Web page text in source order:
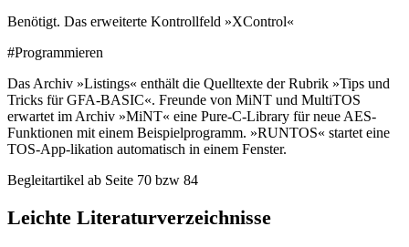
Benötigt. Das erweiterte Kontrollfeld »XControl«
#Programmieren
Das Archiv »Listings« enthält die Quelltexte der Rubrik »Tips und
Tricks für GFA-BASIC«. Freunde von MiNT und MultiTOS
erwartet im Archiv »MiNT« eine Pure-C-Library für neue AES-
Funktionen mit einem Beispielprogramm. »RUNTOS« startet eine
TOS-App-likation automatisch in einem Fenster.
Begleitartikel ab Seite 70 bzw 84
Leichte Literaturverzeichnisse